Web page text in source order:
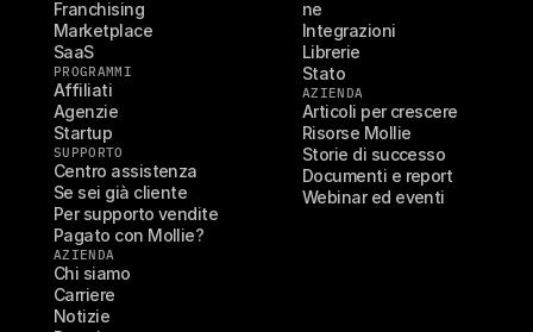
Franchising
Marketplace
SaaS
PROGRAMMI
Affiliati
Agenzie
Startup
SUPPORTO
Centro assistenza
Se sei già cliente
Per supporto vendite
Pagato con Mollie?
AZIENDA
Chi siamo
Carriere
Notizie
ne
Integrazioni
Librerie
Stato
AZIENDA
Articoli per crescere
Risorse Mollie
Storie di successo
Documenti e report
Webinar ed eventi